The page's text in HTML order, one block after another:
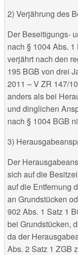
2) Verjährung des
Der Beseitigungs-
nach § 1004 Abs.
verjährt nach den
195 BGB von drei
2011 – V ZR 147/
anders als bei
und dinglichen
nach § 1004 BGB
3)
Der
sich auf die
auf die Entfernung
an Grundstücken
902 Abs. 1 Satz 1
bei Grundstücken,
da der
Abs. 2 Satz 1 ZGB